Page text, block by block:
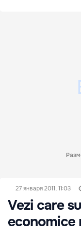
27 января 2011, 11:03
Vezi care
economice